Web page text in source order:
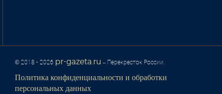
© 2018 - 2026 pr-gazeta.ru – Перекресток России.
Политика конфиденциальности и обработки
персональных данных